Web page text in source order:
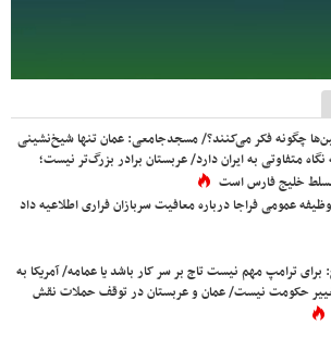
چگونه فکر می‌کنند؟/ مسجدجامعی: عمان تنها شیخ‌نشینی
متفاوتی به ایران دارد/ عربستان برادر بزرگ‌تر نیست؛
خلیج فارس است
عمومی فراجا درباره معافیت سربازان فراری اطلاعیه داد
برای ترامپ مهم نیست تاج بر سر کار باشد یا عمامه/ آمریکا به
حکومت نیست/ عمان و عربستان در توقف حملات نقش